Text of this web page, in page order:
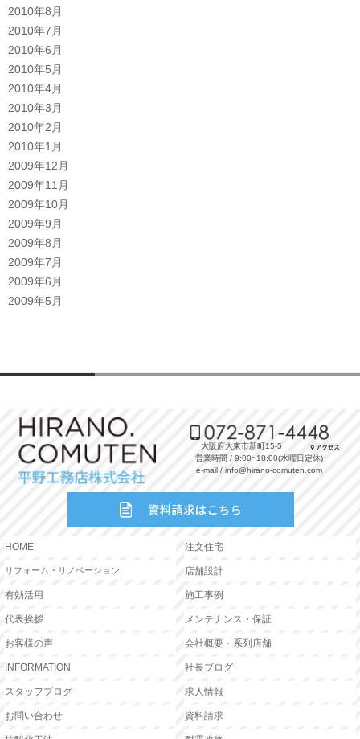
2010年8月
2010年7月
2010年6月
2010年5月
2010年4月
2010年3月
2010年2月
2010年1月
2009年12月
2009年11月
2009年10月
2009年9月
2009年8月
2009年7月
2009年6月
2009年5月
大阪府大東市新町15-5
営業時間 / 9:00~18:00(水曜日定休)
e-mail / info@hirano-comuten.com
HOME 注文住宅
リフォーム・リノベーション 店舗設計
有効活用 施工事例
代表挨拶 メンテナンス・保証
お客様の声 会社概要・系列店舗
INFORMATION 社長ブログ
スタッフブログ 求人情報
お問い合わせ 資料請求